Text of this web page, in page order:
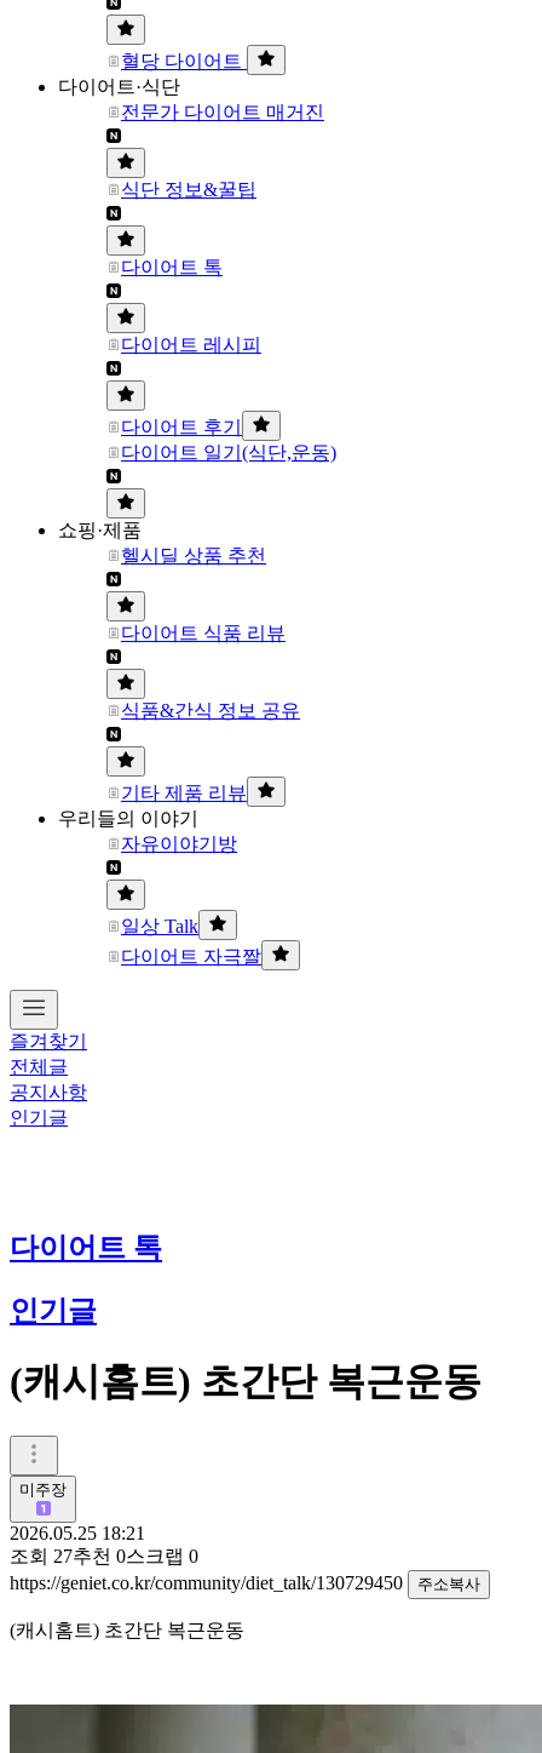
혈당 다이어트
다이어트·식단
전문가 다이어트 매거진
식단 정보&꿀팁
다이어트 톡
다이어트 레시피
다이어트 후기
다이어트 일기(식단,운동)
쇼핑·제품
헬시딜 상품 추천
다이어트 식품 리뷰
식품&간식 정보 공유
기타 제품 리뷰
우리들의 이야기
자유이야기방
일상 Talk
다이어트 자극짤
즐겨찾기
전체글
공지사항
인기글
다이어트 톡
인기글
(캐시홈트) 초간단 복근운동
미주장
2026.05.25 18:21
조회 27추천 0스크랩 0
https://geniet.co.kr/community/diet_talk/130729450
주소복사
(캐시홈트) 초간단 복근운동